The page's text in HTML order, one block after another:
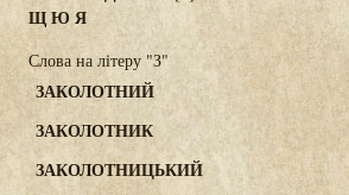
ЩЮ Я
Слова на літеру "З"
ЗАКОЛОТНИЙ
ЗАКОЛОТНИК
ЗАКОЛОТНИЦЬКИЙ